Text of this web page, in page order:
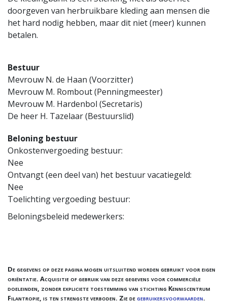
doorgeven van herbruikbare kleding aan mensen die
het hard nodig hebben, maar dit niet (meer) kunnen
betalen.
Bestuur
Mevrouw N. de Haan (Voorzitter)
Mevrouw M. Rombout (Penningmeester)
Mevrouw M. Hardenbol (Secretaris)
De heer H. Tazelaar (Bestuurslid)
Beloning bestuur
Onkostenvergoeding bestuur:
Nee
Ontvangt (een deel van) het bestuur vacatiegeld:
Nee
Toelichting vergoeding bestuur:
Beloningsbeleid medewerkers:
De gegevens op deze pagina mogen uitsluitend worden gebruikt voor eigen
oriëntatie. Acquisitie of gebruik van deze gegevens voor commerciële
doeleinden, zonder expliciete toestemming van stichting Kenniscentrum
Filantropie, is ten strengste verboden. Zie degebruikersvoorwaarden.